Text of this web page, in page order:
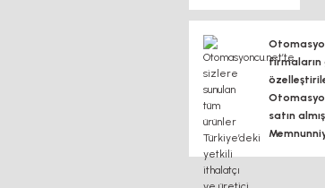
firmaların
satın